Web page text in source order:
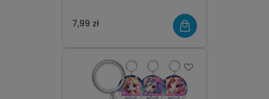
7,99 zł